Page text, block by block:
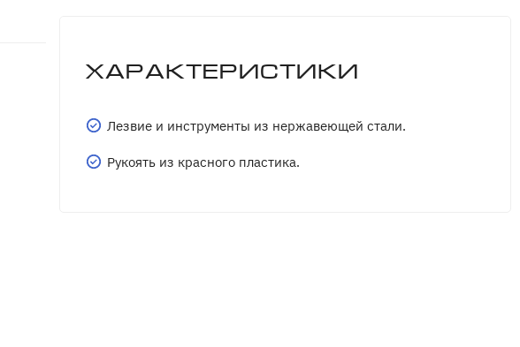
Характеристики
Лезвие и инструменты из нержавеющей стали.
Рукоять из красного пластика.